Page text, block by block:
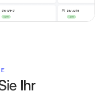
Ihr